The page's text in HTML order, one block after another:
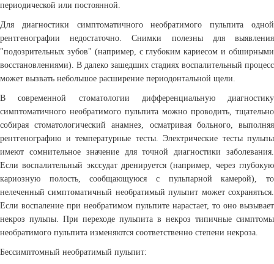
периодической или постоянной.
Для диагностики симптоматичного необратимого пульпита одной
рентгенографии недостаточно. Снимки полезны для выявления
"подозрительных зубов" (например, с глубоким кариесом и обширными
восстановлениями). В далеко зашедших стадиях воспалительный процесс
может вызвать небольшое расширение периодонтальной щели.
В современной стоматологии дифференциальную диагностику
симптоматичного необратимого пульпита можно проводить, тщательно
собирая стоматологический анамнез, осматривая больного, выполняя
рентгенографию и температурные тесты. Электрические тесты пульпы
имеют сомнительное значение для точной диагностики заболевания.
Если воспалительный экссудат дренируется (например, через глубокую
кариозную полость, сообщающуюся с пульпарной камерой), то
нелеченный симптоматичный необратимый пульпит может сохраняться.
Если воспаление при необратимом пульпите нарастает, то оно вызывает
некроз пульпы. При переходе пульпита в некроз типичные симптомы
необратимого пульпита изменяются соответственно степени некроза.
Бессимптомный необратимый пульпит: